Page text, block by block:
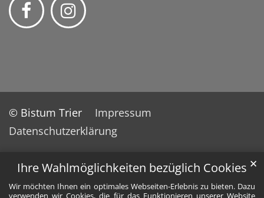
Ihre Wahlmöglichkeiten bezüglich Cookies
Wir möchten Ihnen ein optimales Webseiten-Erlebnis zu bieten. Dazu
verwenden wir Cookies, die für das Funktionieren unserer Website
✕
© Bistum Trier
Impressum
Datenschutzerklärung